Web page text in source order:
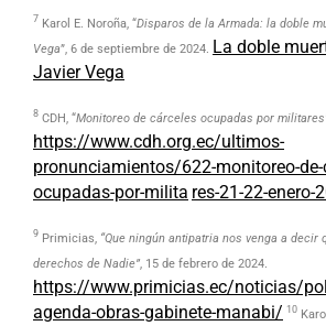
7 Karol E. Noroña, “Disparos de la Armada: la doble
Vega”, 6 de septiembre de 2024. La doble
Javier Vega
8 CDH, “Monitoreo de cárceles ocupadas por
https://www.cdh.org.ec/ultimos-
pronunciamientos/622-monitoreo-de-
ocupadas-por-milita res-21-22-enero-
9 Primicias, “Que ningún antipatria nos venga a decir
derechos de Nadie”, 15 de febrero de 2024.
https://www.primicias.ec/noticias/
agenda-obras-gabinete-manabi/ 10